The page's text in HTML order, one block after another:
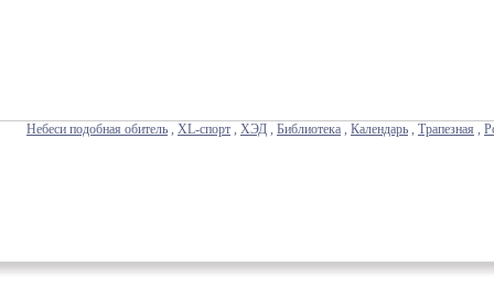
Небеси подобная обитель , XL-спорт , ХЭД , Библиотека , Календарь , Трапезная ,